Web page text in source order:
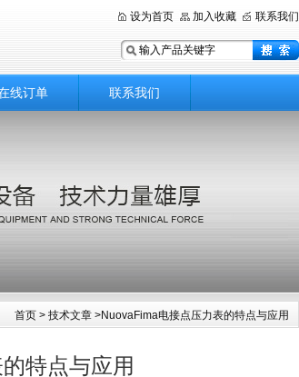
设为首页 加入收藏 联系我们
线订单 联系我们
首页 > 技术文章 >NuovaFima电接点压力表的特点与应用
特点与应用